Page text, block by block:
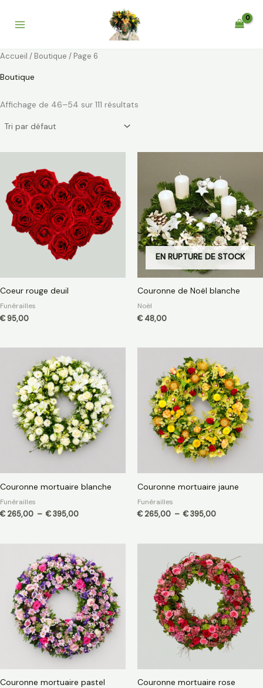
Accueil / Boutique / Page 6
Boutique
Affichage de 46–54 sur 111 résultats
Coeur rouge deuil
Funérailles
€95,00
EN RUPTURE DE STOCK
Couronne de Noël blanche
Noël
€ 48,00
Couronne mortuaire blanche
Funérailles
€ 265,00 – €395,00
de
prix :
€ 265,00
à
€ 395,00
Couronne mortuaire jaune
Funérailles
€ 265,00 – €395,00
de
prix :
€ 265,00
à
€ 395,00
Couronne mortuaire pastel
de
prix :
€ 265,00
à
€ 395,00
Couronne mortuaire rose
de
prix :
€ 265,00
à
€ 395,00